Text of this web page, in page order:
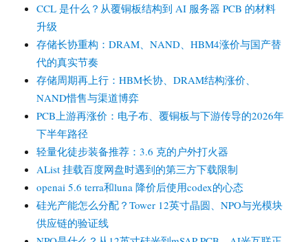
CCL 是什么？从覆铜板结构到 AI 服务器 PCB 的材料
升级
存储长协重构：DRAM、NAND、HBM4涨价与国产替
代的真实节奏
存储周期再上行：HBM长协、DRAM结构涨价、
NAND惜售与渠道博弈
PCB上游再涨价：电子布、覆铜板与下游传导的2026年
下半年路径
轻量化徒步装备推荐：3.6 克的户外打火器
AList 挂载百度网盘时遇到的第三方下载限制
openai 5.6 terra和luna 降价后使用codex的心态
硅光产能怎么分配？Tower 12英寸晶圆、NPO与光模块
供应链的验证线